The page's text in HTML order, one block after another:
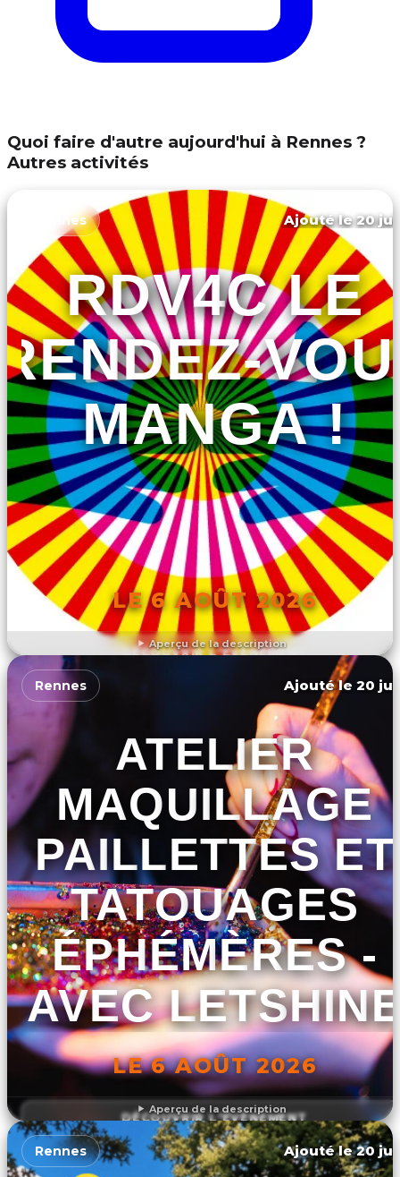
Quoi faire d'autre aujourd'hui à Rennes ?
Autres activités
Aperçu de la description
Rennes Ajouté le 20
RDV4C LE
MANGA !
LE 6 AOÛT 2026
DÉCOUVRIR L'ÉVÉNEMENT
Aperçu de la description
Rennes Ajouté le 20
ATELIER
MAQUILLAGE
PAILLETTES ET
TATOUAGES
ÉPHÉMÈRES -
AVEC
LE 6 AOÛT 2026
DÉCOUVRIR L'ÉVÉNEMENT
Rennes Ajouté le 20